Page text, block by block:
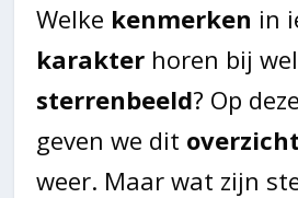
Welke kenmerken in
karakter horen bij
sterrenbeeld? Op
geven we dit
weer. Maar wat zijn